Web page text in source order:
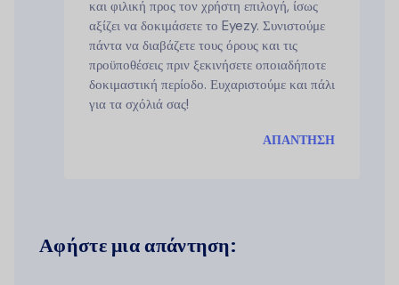
και φιλική προς τον χρήστη επιλογή, ίσως
αξίζει να δοκιμάσετε το Eyezy. Συνιστούμε
πάντα να διαβάζετε τους όρους και τις
προϋποθέσεις πριν ξεκινήσετε οποιαδήποτε
δοκιμαστική περίοδο. Ευχαριστούμε και πάλι
για τα σχόλιά σας!
ΑΠΆΝΤΗΣΗ
Αφήστε μια απάντηση: